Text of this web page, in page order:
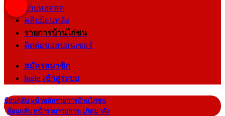
ถ่ายทอดสด
คลิปย้อนหลัง
รายการบ้านไก่ชน
ติดต่อขอสปอนเซอร์
สมัครสมาชิก
login เข้าสู่ระบบ
ย้อนกลับ หน้าหลักรายการบ้านไก่ชน
|ย้อนกลับ หน้ารวมรายการ: เกิดมาดัง